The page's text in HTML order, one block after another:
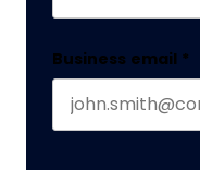
Business email *